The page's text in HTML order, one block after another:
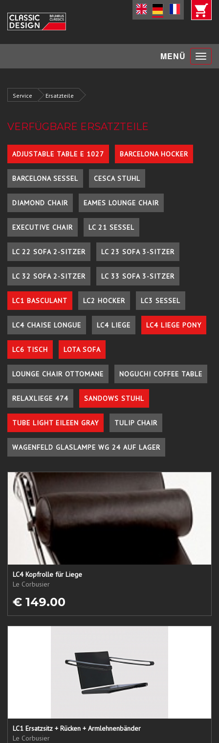
MENÜ Toggle
Service Ersatzteile
VERFÜGBARE ERSATZTEILE
ADJUSTABLE TABLE E 1027 BARCELONA HOCKER
BARCELONA SESSEL CESCA STUHL
DIAMOND CHAIR EAMES LOUNGE CHAIR
EXECUTIVE CHAIR LC 21 SESSEL
LC 22 SOFA 2-SITZER LC 23 SOFA 3-SITZER
LC 32 SOFA 2-SITZER LC 33 SOFA 3-SITZER
LC1 BASCULANT LC2 HOCKER LC3 SESSEL
LC4 CHAISE LONGUE LC4 LIEGE LC4 LIEGE PONY
LC6 TISCH LOTA SOFA
LOUNGE CHAIR OTTOMANE NOGUCHI COFFEE TABLE
RELAXLIEGE 474 SANDOWS STUHL
TUBE LIGHT EILEEN GRAY TULIP CHAIR
WAGENFELD GLASLAMPE WG 24 AUF LAGER
LC4 Kopfrolle für Liege
Le Corbusier
€ 149.00
LC1 Ersatzsitz + Rücken + Armlehnenbänder
Le Corbusier